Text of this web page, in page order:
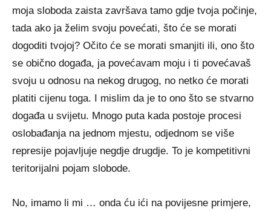
moja sloboda zaista završava tamo gdje tvoja počinje,
tada ako ja želim svoju povećati, što će se morati
dogoditi tvojoj? Očito će se morati smanjiti ili, ono što
se obično događa, ja povećavam moju i ti povećavaš
svoju u odnosu na nekog drugog, no netko će morati
platiti cijenu toga. I mislim da je to ono što se stvarno
događa u svijetu. Mnogo puta kada postoje procesi
oslobađanja na jednom mjestu, odjednom se više
represije pojavljuje negdje drugdje. To je kompetitivni
teritorijalni pojam slobode.
No, imamo li mi … onda ću ići na povijesne primjere,